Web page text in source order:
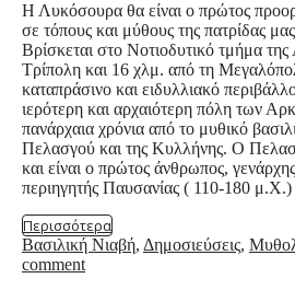
Η Λυκόσουρα θα είναι ο πρώτος
σε τόπους και μύθους της πατρίδας
Βρίσκεται στο Νοτιοδυτικό τμήμα
Τρίπολη και 16 χλμ. από τη
καταπράσινο και ειδυλλιακό
ιερότερη και αρχαιότερη πόλη των
πανάρχαια χρόνια από το μυθικό
Πελασγού και της Κυλλήνης. Ο
και είναι ο πρώτος άνθρωπος,
περιηγητής Παυσανίας ( 110-180
Περισσότερα
Βασιλική Νιαβή, Δημοσιεύσεις,
comment